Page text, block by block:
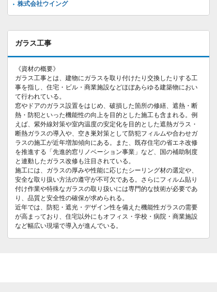
株式会社ウイング
ガラス工事
《資材の概要》
ガラス工事とは、建物にガラスを取り付けたり交換したりする工
事を指し、住宅・ビル・商業施設などほぼあらゆる建築物におい
て行われている。
窓やドアのガラス設置をはじめ、破損した箇所の修繕、遮熱・断
熱・防犯といった機能性の向上を目的とした施工も含まれる。例
えば、紫外線対策や室内温度の安定化を目的とした遮熱ガラス・
断熱ガラスの導入や、空き巣対策として防犯フィルムや合わせガ
ラスの施工が近年増加傾向にある。また、既存住宅の省エネ改修
を推進する「先進的窓リノベーション事業」など、国の補助制度
と連動したガラス改修も注目されている。
施工には、ガラスの厚みや性能に応じたシーリング材の選定や、
安全な取り扱い方法の遵守が不可欠である。さらにフィルム貼り
付け作業や特殊なガラスの取り扱いには専門的な技術が必要であ
り、品質と安全性の確保が求められる。
近年では、防犯・遮光・デザイン性を備えた機能性ガラスの需要
が高まっており、住宅以外にもオフィス・学校・病院・商業施設
など幅広い現場で導入が進んでいる。